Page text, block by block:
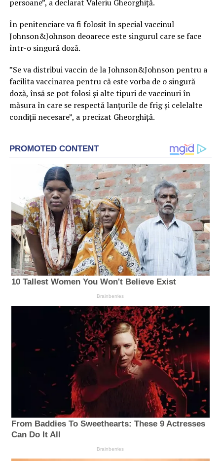
persoane”, a declarat Valeriu Gheorghiță.
În penitenciare va fi folosit în special vaccinul
Johnson&Johnson deoarece este singurul care se face
într-o singură doză.
”Se va distribui vaccin de la Johnson&Johnson pentru a
facilita vaccinarea pentru că este vorba de o singură
doză, însă se pot folosi și alte tipuri de vaccinuri în
măsura în care se respectă lanțurile de frig și celelalte
condiții necesare”, a precizat Gheorghiță.